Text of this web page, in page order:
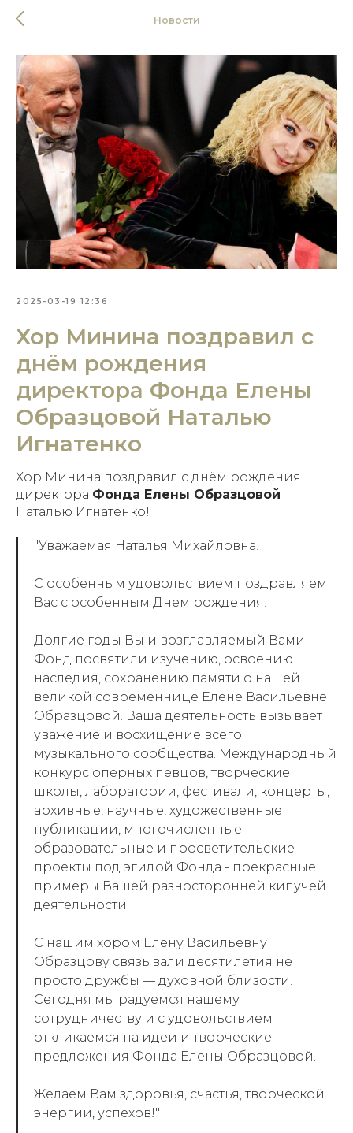
Новости
2025-03-19 12:36
Хор Минина поздравил с
днём рождения
директора Фонда Елены
Образцовой Наталью
Игнатенко
Хор Минина поздравил с днём рождения
директора Фонда Елены Образцовой
Наталью Игнатенко!
"Уважаемая Наталья Михайловна!
С особенным удовольствием поздравляем
Вас с особенным Днем рождения!
Долгие годы Вы и возглавляемый Вами
Фонд посвятили изучению, освоению
наследия, сохранению памяти о нашей
великой современнице Елене Васильевне
Образцовой. Ваша деятельность вызывает
уважение и восхищение всего
музыкального сообщества. Международный
конкурс оперных певцов, творческие
школы, лаборатории, фестивали, концерты,
архивные, научные, художественные
публикации, многочисленные
образовательные и просветительские
проекты под эгидой Фонда - прекрасные
примеры Вашей разносторонней кипучей
деятельности.
С нашим хором Елену Васильевну
Образцову связывали десятилетия не
просто дружбы — духовной близости.
Сегодня мы радуемся нашему
сотрудничеству и с удовольствием
откликаемся на идеи и творческие
предложения Фонда Елены Образцовой.
Желаем Вам здоровья, счастья, творческой
энергии, успехов!"